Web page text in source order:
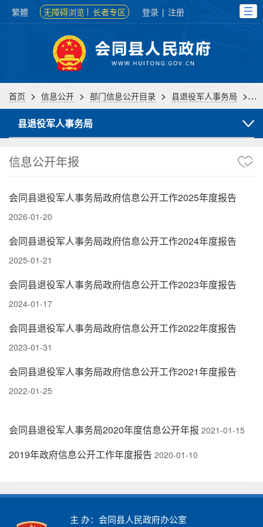
繁體 无障碍浏览 长者专区 登录 | 注册
首页 > 信息公开 > 部门信息公开目录 > 县退役军人事务局 >
县退役军人事务局
信息公开年报
会同县退役军人事务局政府信息公开工作2025年度报告
2026-01-20
会同县退役军人事务局政府信息公开工作2024年度报告
2025-01-21
会同县退役军人事务局政府信息公开工作2023年度报告
2024-01-17
会同县退役军人事务局政府信息公开工作2022年度报告
2023-01-31
会同县退役军人事务局政府信息公开工作2021年度报告
2022-01-25
会同县退役军人事务局2020年度信息公开年报 2021-01-15
2019年政府信息公开工作年度报告 2020-01-10
主 办：会同县人民政府办公室